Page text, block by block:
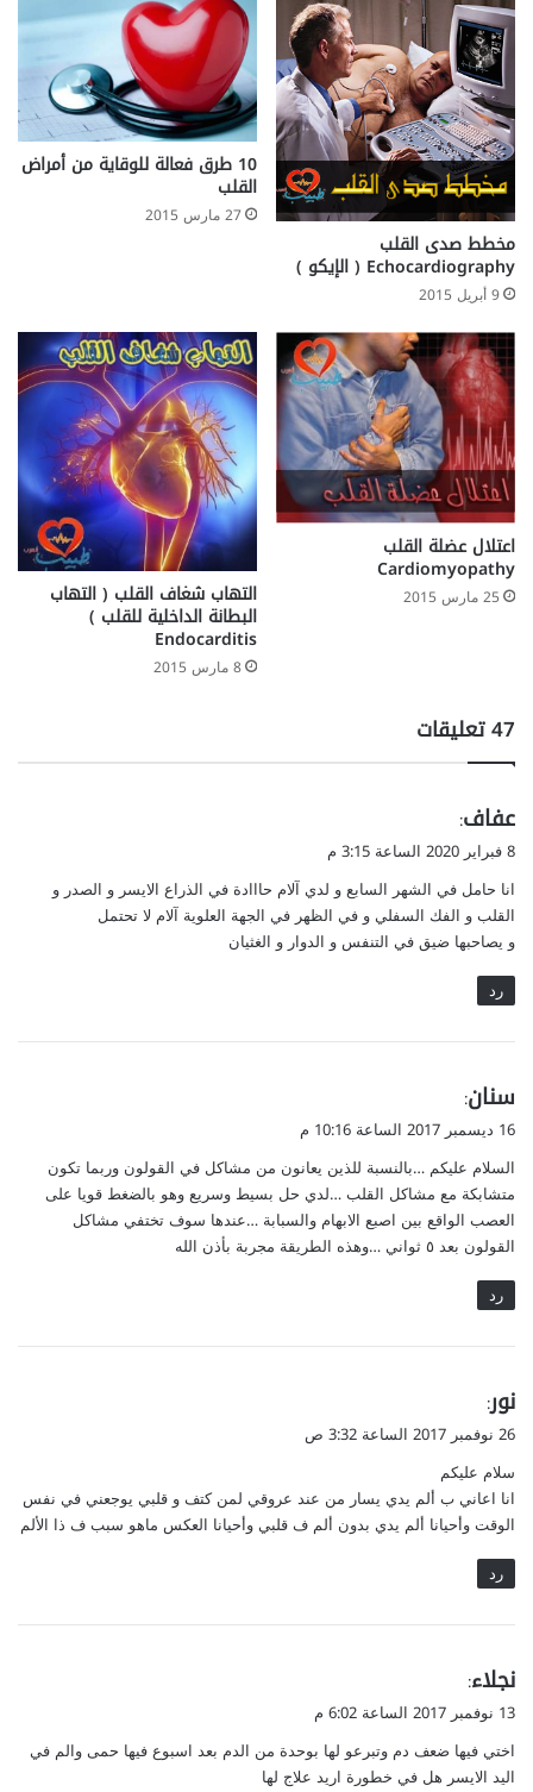
مخطط صدى القلب
Echocardiography ( الإيكو )
9 أبريل 2015
10 طرق فعالة للوقاية من أمراض
القلب
27 مارس 2015
اعتلال عضلة القلب
Cardiomyopathy
25 مارس 2015 التهاب شغاف القلب ( التهاب
البطانة الداخلية للقلب )
Endocarditis
8 مارس 2015
‫47 تعليقات
ي
ق
ل
عفاف:
8 فبراير 2020 الساعة 3:15 م
انا حامل في الشهر السابع و لدي آلام حااادة في الذراع الايسر و الصدر و
القلب و الفك السفلي و في الظهر في الجهة العلوية آلام لا تحتمل
و يصاحبها ضيق في التنفس و الدوار و الغثيان
رد
ي
ق
ل
سنان:
16 ديسمبر 2017 الساعة 10:16 م
السلام عليكم …بالنسبة للذين يعانون من مشاكل في القولون وربما تكون
متشابكة مع مشاكل القلب …لدي حل بسيط وسريع وهو بالضغط قويا على
العصب الواقع بين اصبع الابهام والسبابة …عندها سوف تختفي مشاكل
القولون بعد ٥ ثواني …وهذه الطريقة مجربة بأذن الله
رد
ي
ق
ل
نور:
26 نوفمبر 2017 الساعة 3:32 ص
سلام عليكم
انا اعاني ب ألم يدي يسار من عند عروقي لمن كتف و قلبي يوجعني في نفس
الوقت وأحيانا ألم يدي بدون ألم ف قلبي وأحيانا العكس ماهو سبب ف ذا الألم
رد
ي
ق
ل
نجلاء:
13 نوفمبر 2017 الساعة 6:02 م
اختي فيها ضعف دم وتبرعو لها بوحدة من الدم بعد اسبوع فيها حمى والم في
اليد الايسر هل في خطورة اريد علاج لها